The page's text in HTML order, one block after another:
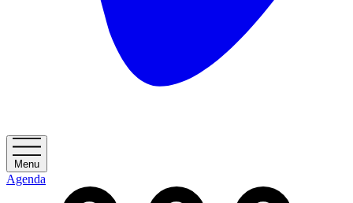
Menu
Agenda